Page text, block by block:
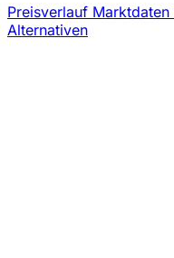
Preisverlauf Marktdaten
Alternativen